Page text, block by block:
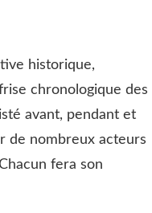
historique,
chronologique des
avant, pendant et
de nombreux acteurs
fera son